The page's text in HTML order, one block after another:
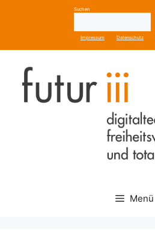
Suchen
Impressum Datenschutz
Menü